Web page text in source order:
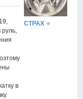
руль,
в
CTPAX